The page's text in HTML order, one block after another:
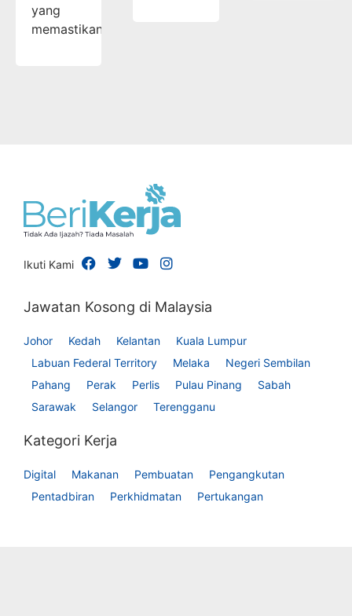
yang
memastikan…
Ikuti Kami
Jawatan Kosong di Malaysia
Johor Kedah Kelantan
Kuala Lumpur
Labuan Federal Territory
Melaka
Negeri Sembilan
Pahang
Perak Perlis Pulau Pinang
Sabah
Sarawak
Selangor Terengganu
Kategori Kerja
Digital Makanan Pembuatan
Pengangkutan
Pentadbiran
Perkhidmatan Pertukangan